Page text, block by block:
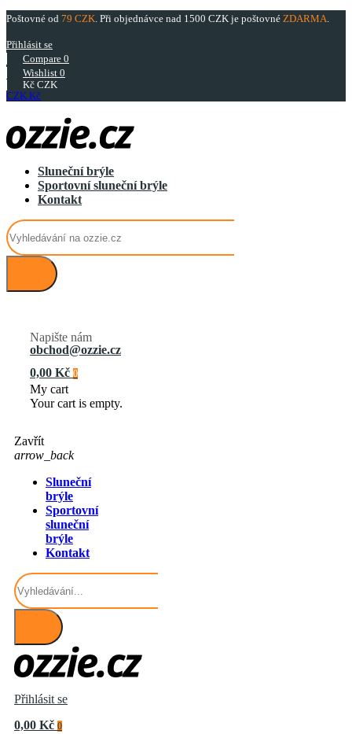
Poštovné od 79 CZK. Při objednávce nad 1500 CZK je poštovné ZDARMA.
Přihlásit se
Compare 0
Wishlist 0
Kč CZK
CZK Kč
Sluneční brýle
Sportovní sluneční brýle
Kontakt
Napište nám
obchod@ozzie.cz
0,00 Kč 0
My cart
Your cart is empty.
Zavřít
arrow_back
Sluneční
brýle
Sportovní
sluneční
brýle
Kontakt
Přihlásit se
0,00 Kč 0